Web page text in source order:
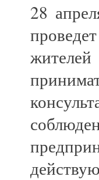
28